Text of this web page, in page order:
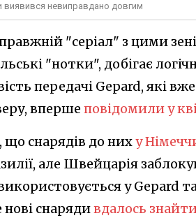
виявився невиправдано довгим
"серіал" з цими
"нотки", добігає
передачі Gepard, які вже
вперше повідомили у
снарядів до ниху
але Швейцарія
у Gepard
снарядивдалось